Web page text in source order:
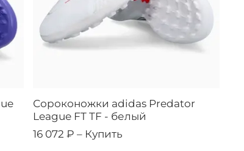
Сороконожки adidas Predator
League FT TF - белый
16 072 ₽ – Купить